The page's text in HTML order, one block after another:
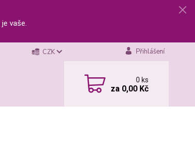
je vaše.
CZK Přihlášení
0ks
za 0,00 Kč